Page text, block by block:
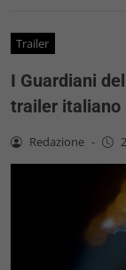
Trailer
I Guardiani
trailer italiano
Redazione -